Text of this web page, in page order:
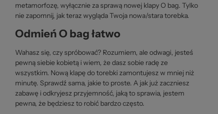
metamorfozę, wyłącznie za sprawą nowej klapy O bag. Tylko
nie zapomnij, jak teraz wygląda Twoja nowa/stara torebka.
Odmień O bag łatwo
Wahasz się, czy spróbować? Rozumiem, ale odwagi, jesteś
pewną siebie kobietą i wiem, że dasz sobie radę ze
wszystkim. Nową klapę do torebki zamontujesz w mniej niż
minutę. Sprawdź sama, jakie to proste. A jak już zaczniesz
zabawę i odkryjesz przyjemność, jaką to sprawia, jestem
pewna, że będziesz to robić bardzo często.